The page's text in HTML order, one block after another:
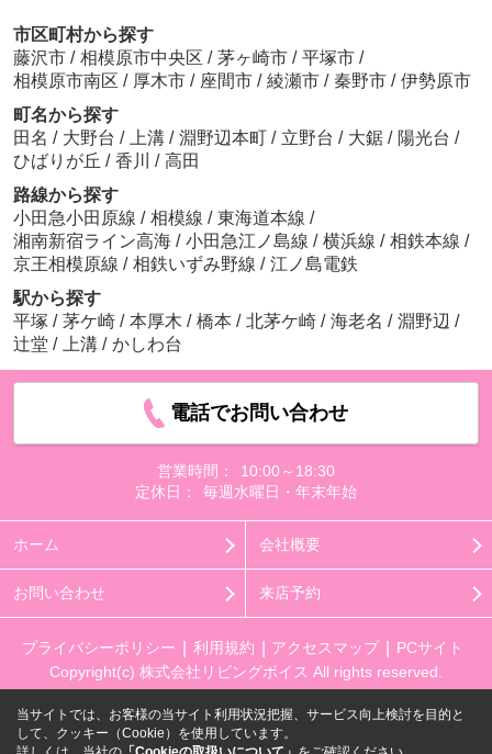
市区町村から探す
藤沢市 / 相模原市中央区 / 茅ヶ崎市 / 平塚市 /
相模原市南区 / 厚木市 / 座間市 / 綾瀬市 / 秦野市 / 伊勢原市
町名から探す
田名 / 大野台 / 上溝 / 淵野辺本町 / 立野台 / 大鋸 / 陽光台 /
ひばりが丘 / 香川 / 高田
路線から探す
小田急小田原線 / 相模線 / 東海道本線 /
湘南新宿ライン高海 / 小田急江ノ島線 / 横浜線 / 相鉄本線 /
京王相模原線 / 相鉄いずみ野線 / 江ノ島電鉄
駅から探す
平塚 / 茅ケ崎 / 本厚木 / 橋本 / 北茅ケ崎 / 海老名 / 淵野辺 /
辻堂 / 上溝 / かしわ台
電話でお問い合わせ
営業時間：
10:00～18:30
定休日：
毎週水曜日・年末年始
ホーム 会社概要
お問い合わせ 来店予約
プライバシーポリシー 利用規約 アクセスマップ
PCサイト
Copyright(c) 株式会社リビングボイス All rights reserved.
当サイトでは、お客様の当サイト利用状況把握、サービス向上検討を目的と
して、クッキー（Cookie）を使用しています。